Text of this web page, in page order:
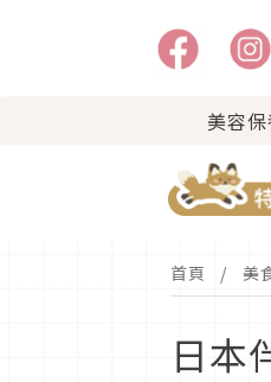
美容保
首頁 美
日本